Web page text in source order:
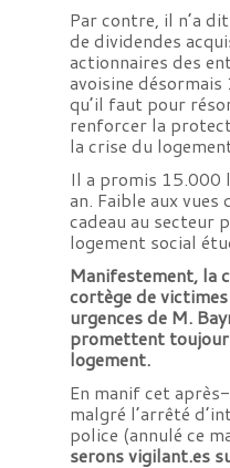
Par contre, il n’a
de dividendes
actionnaires des
avoisine
qu’il faut pour
renforcer la
la crise du
Il a promis 15.000
an. Faible aux vues
cadeau au secteur
logement social
Manifestement, la
cortège de
urgences de M.
promettent
logement.
En manif cet
malgré l’arrêté
police (annulé ce
serons vigilant.es